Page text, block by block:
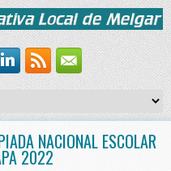
NACIONAL ESCOLAR
2022